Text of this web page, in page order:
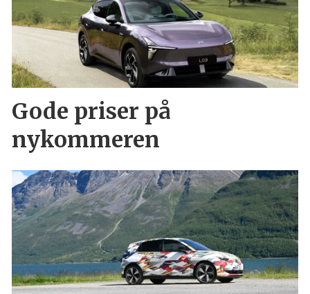
Gode priser på
nykommeren